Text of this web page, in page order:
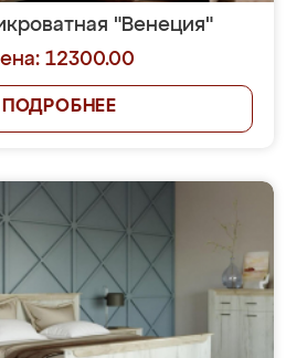
"Венеция"
12300.00
ПОДРОБНЕЕ